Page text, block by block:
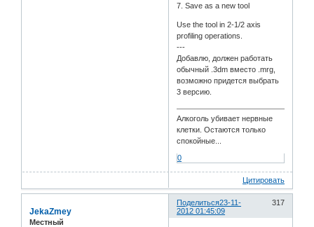
7. Save as a new tool
Use the tool in 2-1/2 axis
profiling operations.
---
Добавлю, должен работать
обычный .3dm вместо .mrg,
возможно придется выбрать
3 версию.
Алкоголь убивает нервные
клетки. Остаются только
спокойные...
0
Цитировать
Поделиться 317
23-11-
2012 01:45:09
JekaZmey
Местный